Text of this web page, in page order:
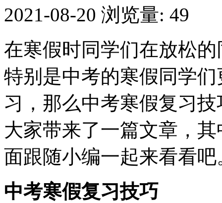
2021-08-20 浏览量: 49
在寒假时同学们在放松
特别是中考的寒假同学
习，那么中考寒假复习
大家带来了一篇文章，
面跟随小编一起来看看吧
中考寒假复习技巧